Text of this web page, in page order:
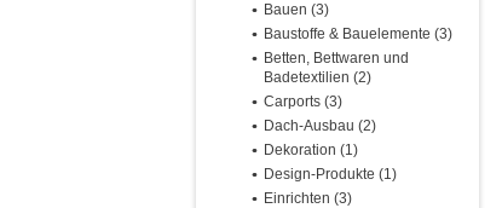
Bauen (3)
Baustoffe & Bauelemente (3)
Betten, Bettwaren und
Badetextilien (2)
Carports (3)
Dach-Ausbau (2)
Dekoration (1)
Design-Produkte (1)
Einrichten (3)